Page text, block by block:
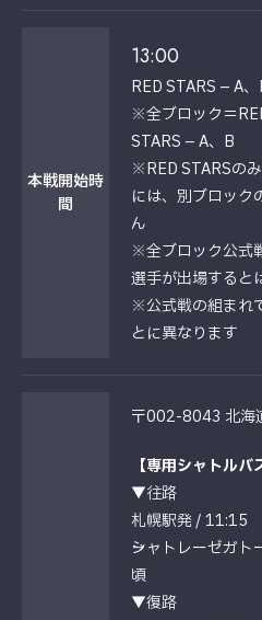
本戦開始時
間
13:00
RED STARS – A
※全ブロック＝
STARS – A、B
※RED STARSの
には、別ブロック
ん
※全ブロック公式
選手が出場すると
※公式戦の組まれ
とに異なります
〒002-8043 北海
【専用シャトルバ
▼往路
札幌駅発 / 11:15
→シャトレーゼガ
頃
▼復路